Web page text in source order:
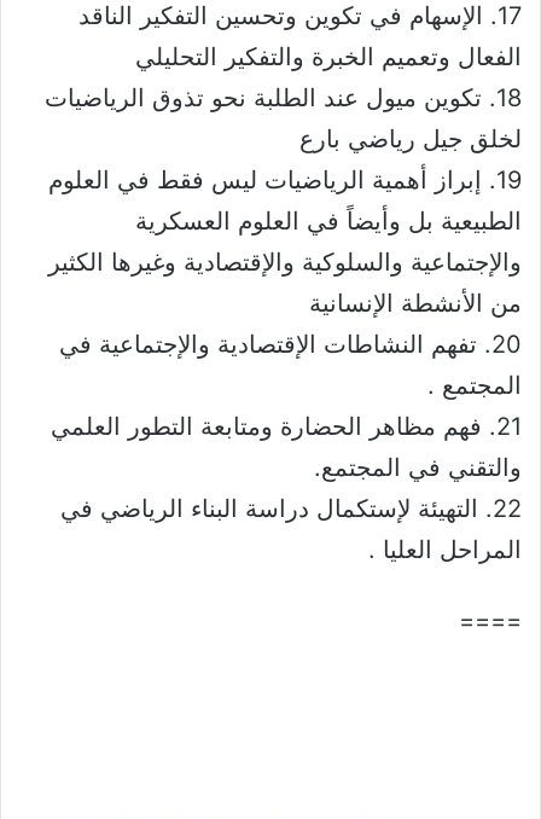
17. الإسهام في تكوين وتحسين التفكير الناقد
الفعال وتعميم الخبرة والتفكير التحليلي
18. تكوين ميول عند الطلبة نحو تذوق الرياضيات
لخلق جيل رياضي بارع
19. إبراز أهمية الرياضيات ليس فقط في العلوم
الطبيعية بل وأيضاً في العلوم العسكرية
والإجتماعية والسلوكية والإقتصادية وغيرها الكثير
من الأنشطة الإنسانية
20. تفهم النشاطات الإقتصادية والإجتماعية في
المجتمع .
21. فهم مظاهر الحضارة ومتابعة التطور العلمي
والتقني في المجتمع.
22. التهيئة لإستكمال دراسة البناء الرياضي في
المراحل العليا .
====